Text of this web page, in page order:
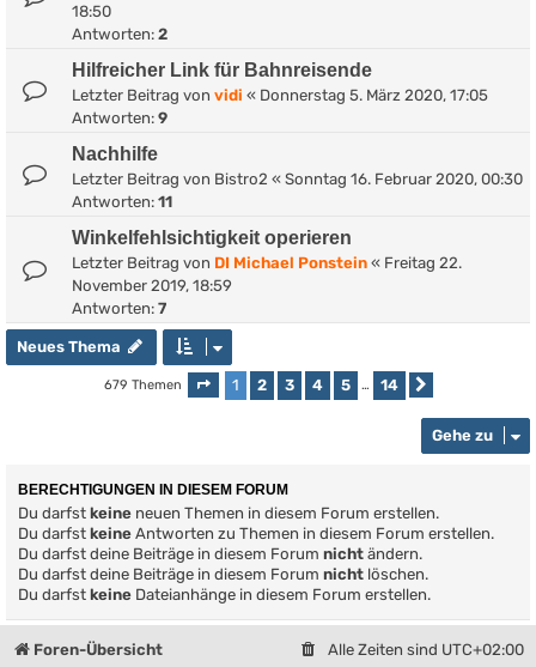
18:50
Antworten: 2
Hilfreicher Link für Bahnreisende
Letzter Beitrag von vidi « Donnerstag 5. März 2020, 17:05
Antworten: 9
Nachhilfe
Letzter Beitrag von Bistro2 « Sonntag 16. Februar 2020, 00:30
Antworten: 11
Winkelfehlsichtigkeit operieren
Letzter Beitrag von DI Michael Ponstein « Freitag 22.
November 2019, 18:59
Antworten: 7
Neues Thema
679 Themen Seite 1von 14
1 2 3 4 5 … 14
Gehe zu
BERECHTIGUNGEN IN DIESEM FORUM
Du darfst keine neuen Themen in diesem Forum erstellen.
Du darfst keine Antworten zu Themen in diesem Forum erstellen.
Du darfst deine Beiträge in diesem Forum nicht ändern.
Du darfst deine Beiträge in diesem Forum nicht löschen.
Du darfst keine Dateianhänge in diesem Forum erstellen.
Foren-Übersicht Alle Zeiten sind UTC+02:00